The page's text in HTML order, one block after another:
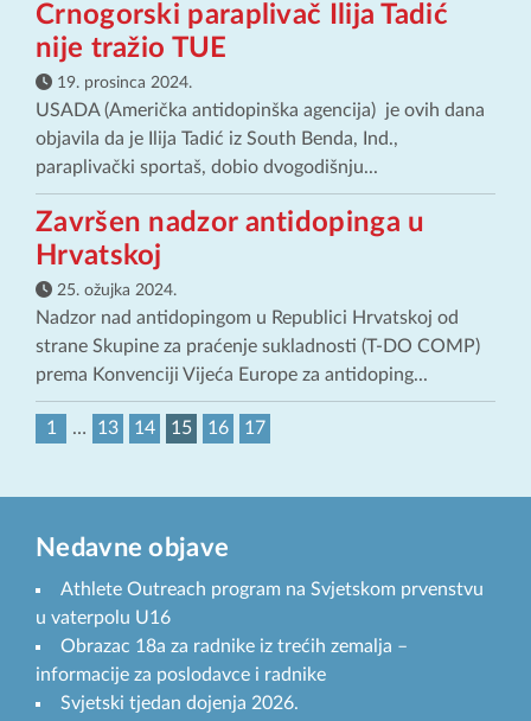
Crnogorski paraplivač Ilija Tadić
nije tražio TUE
19. prosinca 2024.
USADA (Američka antidopinška agencija) je ovih dana
objavila da je Ilija Tadić iz South Benda, Ind.,
paraplivački sportaš, dobio dvogodišnju...
Završen nadzor antidopinga u
Hrvatskoj
25. ožujka 2024.
Nadzor nad antidopingom u Republici Hrvatskoj od
strane Skupine za praćenje sukladnosti (T-DO COMP)
prema Konvenciji Vijeća Europe za antidoping...
1 … 13 14 15 16 17
Nedavne objave
Athlete Outreach program na Svjetskom prvenstvu
u vaterpolu U16
Obrazac 18a za radnike iz trećih zemalja –
informacije za poslodavce i radnike
Svjetski tjedan dojenja 2026.